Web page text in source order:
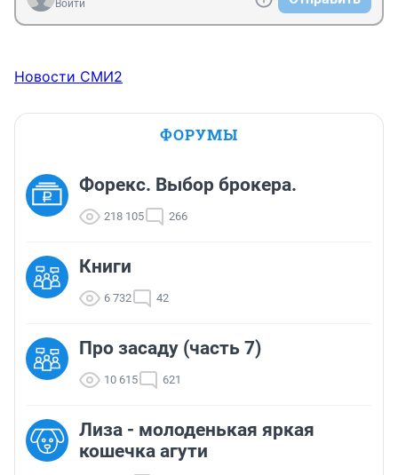
Войти
Новости СМИ2
ФОРУМЫ
Форекс. Выбор брокера.
218 105 266
Книги
6 732 42
Про засаду (часть 7)
10 615 621
Лиза - молоденькая яркая
кошечка агути